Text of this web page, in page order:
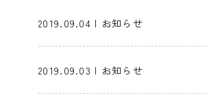
2019.09.04 | お知らせ
2019.09.03 | お知らせ